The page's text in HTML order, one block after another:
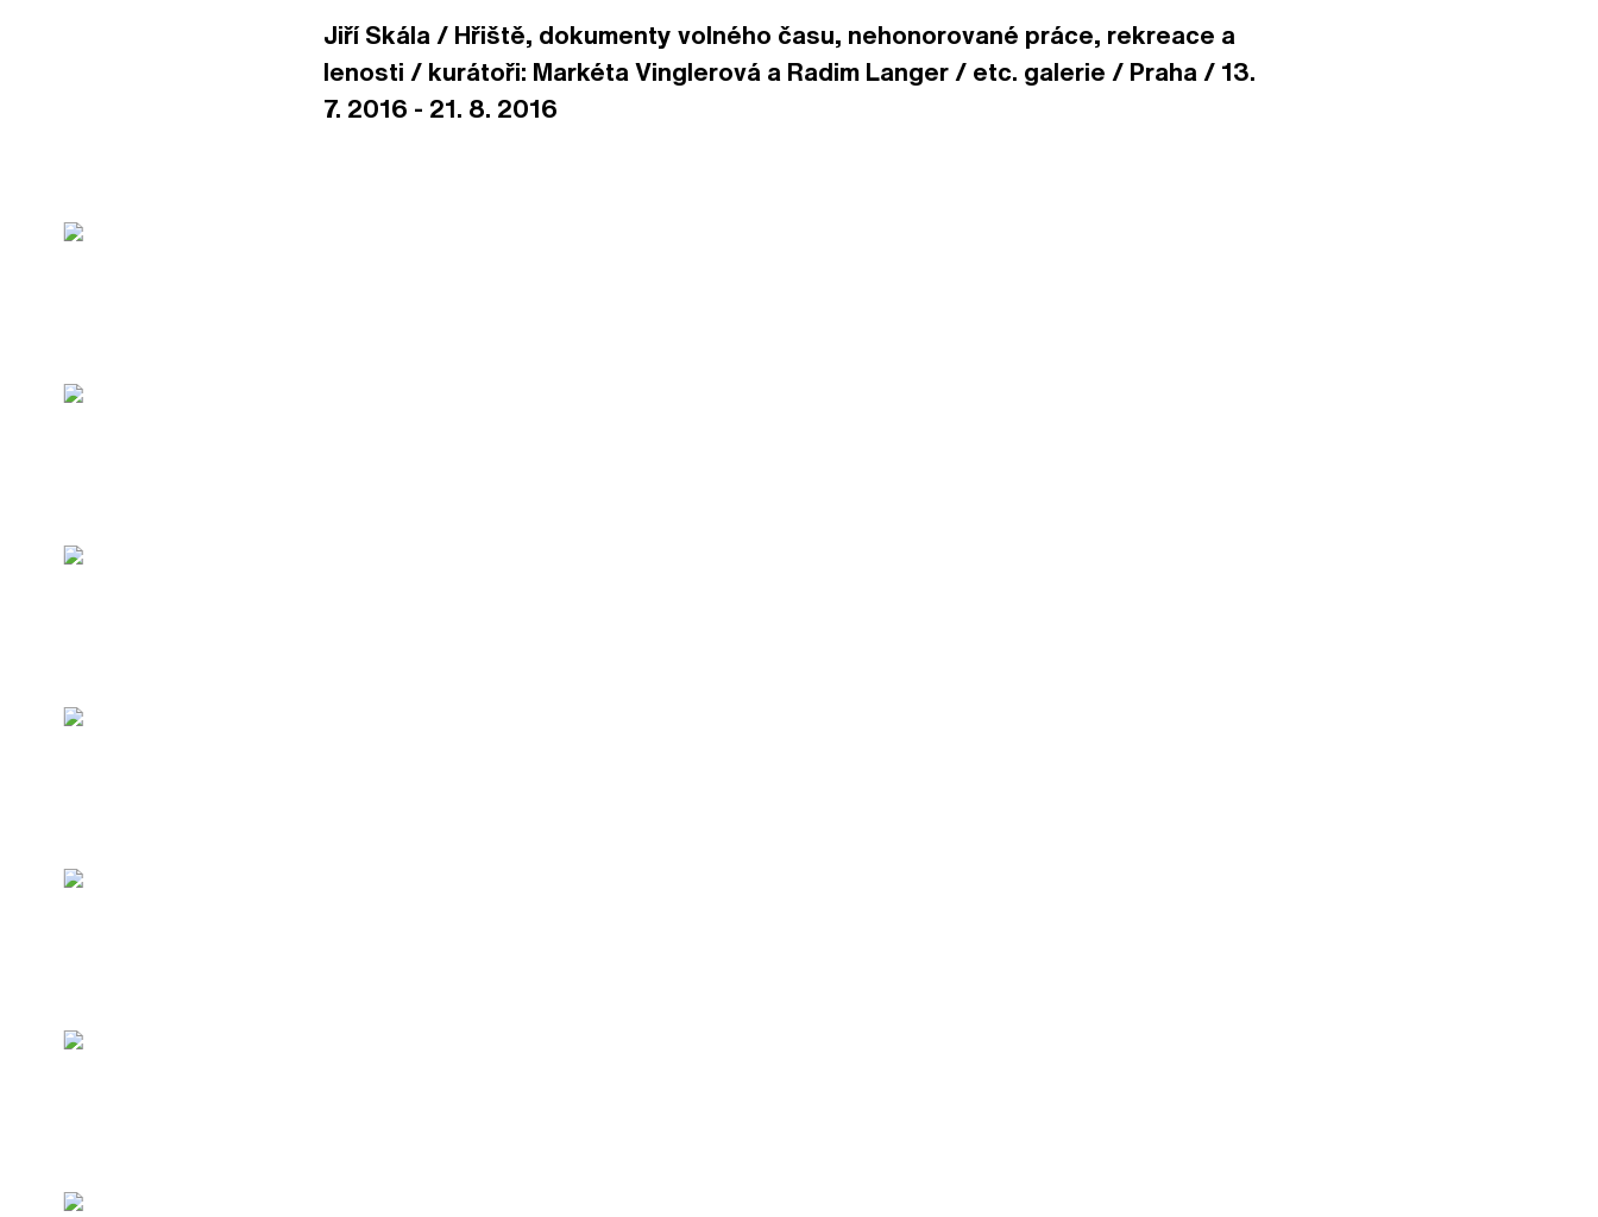
Jiří Skála / Hřiště, dokumenty volného času, nehonorované práce, rekreace a
lenosti / kurátoři: Markéta Vinglerová a Radim Langer / etc. galerie / Praha / 13.
7. 2016 - 21. 8. 2016